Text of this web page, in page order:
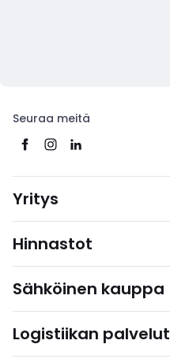
Seuraa meitä
Yritys
Hinnastot
Sähköinen kauppa
Logistiikan palvelut